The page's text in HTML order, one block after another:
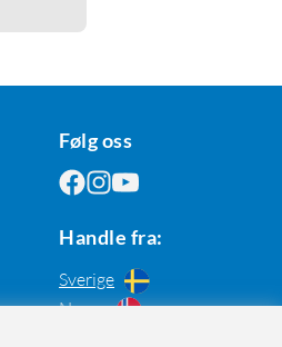
Følg oss
Handle fra:
Sverige
Norge